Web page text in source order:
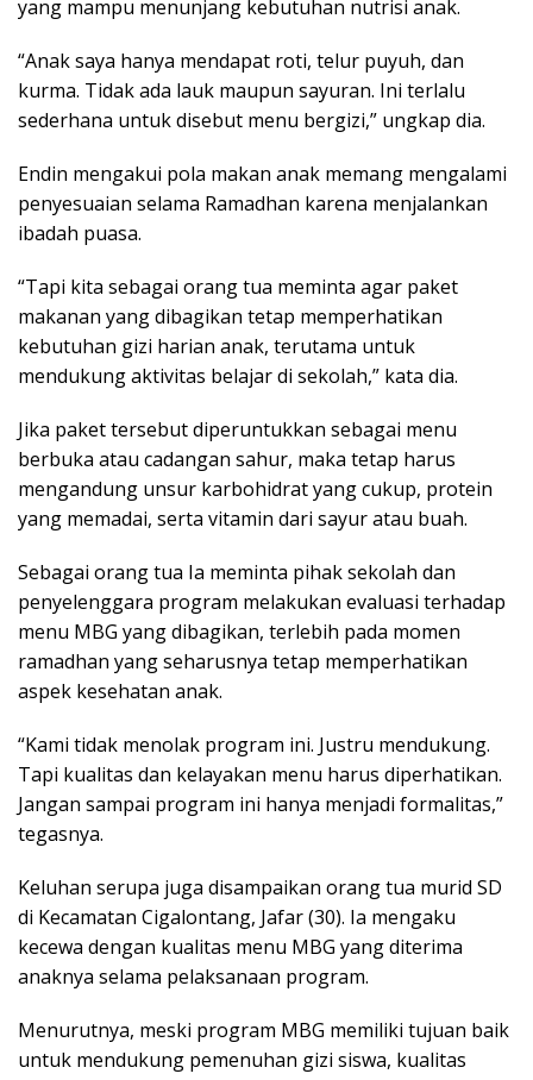
yang mampu menunjang kebutuhan nutrisi anak.
“Anak saya hanya mendapat roti, telur puyuh, dan
kurma. Tidak ada lauk maupun sayuran. Ini terlalu
sederhana untuk disebut menu bergizi,” ungkap dia.
Endin mengakui pola makan anak memang mengalami
penyesuaian selama Ramadhan karena menjalankan
ibadah puasa.
“Tapi kita sebagai orang tua meminta agar paket
makanan yang dibagikan tetap memperhatikan
kebutuhan gizi harian anak, terutama untuk
mendukung aktivitas belajar di sekolah,” kata dia.
Jika paket tersebut diperuntukkan sebagai menu
berbuka atau cadangan sahur, maka tetap harus
mengandung unsur karbohidrat yang cukup, protein
yang memadai, serta vitamin dari sayur atau buah.
Sebagai orang tua Ia meminta pihak sekolah dan
penyelenggara program melakukan evaluasi terhadap
menu MBG yang dibagikan, terlebih pada momen
ramadhan yang seharusnya tetap memperhatikan
aspek kesehatan anak.
“Kami tidak menolak program ini. Justru mendukung.
Tapi kualitas dan kelayakan menu harus diperhatikan.
Jangan sampai program ini hanya menjadi formalitas,”
tegasnya.
Keluhan serupa juga disampaikan orang tua murid SD
di Kecamatan Cigalontang, Jafar (30). Ia mengaku
kecewa dengan kualitas menu MBG yang diterima
anaknya selama pelaksanaan program.
Menurutnya, meski program MBG memiliki tujuan baik
untuk mendukung pemenuhan gizi siswa, kualitas